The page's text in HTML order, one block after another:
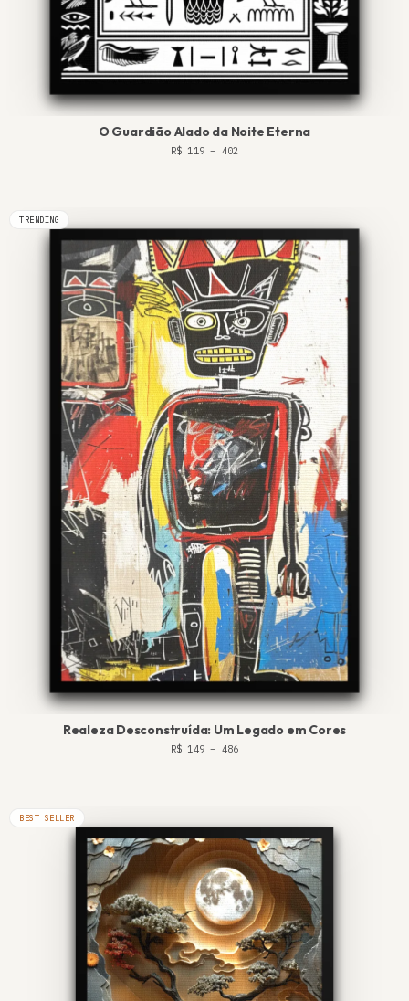
O Guardião Alado da Noite Eterna
R$ 119 – 402
TRENDING
Realeza Desconstruída: Um Legado em Cores
R$ 149 – 486
BEST SELLER